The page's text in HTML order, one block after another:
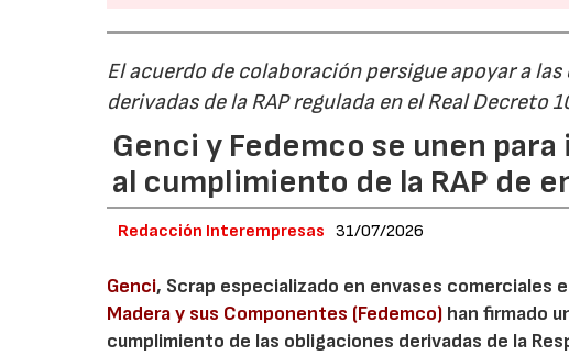
El acuerdo de colaboración persigue apoyar a
derivadas de la RAP regulada en el Real Decreto
Genci y Fedemco se unen
al cumplimiento de la RAP de
Redacción Interempresas 31/07/2026
Genci, Scrap especializado en envases comerciales
Madera y sus Componentes (Fedemco) han firmado
cumplimiento de las obligaciones derivadas de la